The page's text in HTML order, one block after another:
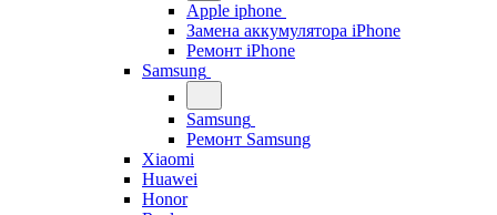
Apple iphone
Замена аккумулятора iPhone
Ремонт iPhone
Samsung
Samsung
Ремонт Samsung
Xiaomi
Huawei
Honor